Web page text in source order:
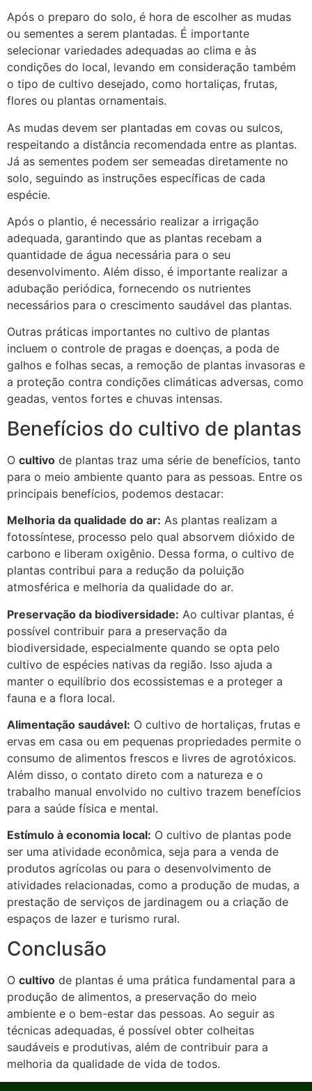
Após o preparo do solo, é hora de escolher as mudas
ou sementes a serem plantadas. É importante
selecionar variedades adequadas ao clima e às
condições do local, levando em consideração também
o tipo de cultivo desejado, como hortaliças, frutas,
flores ou plantas ornamentais.
As mudas devem ser plantadas em covas ou sulcos,
respeitando a distância recomendada entre as plantas.
Já as sementes podem ser semeadas diretamente no
solo, seguindo as instruções específicas de cada
espécie.
Após o plantio, é necessário realizar a irrigação
adequada, garantindo que as plantas recebam a
quantidade de água necessária para o seu
desenvolvimento. Além disso, é importante realizar a
adubação periódica, fornecendo os nutrientes
necessários para o crescimento saudável das plantas.
Outras práticas importantes no cultivo de plantas
incluem o controle de pragas e doenças, a poda de
galhos e folhas secas, a remoção de plantas invasoras e
a proteção contra condições climáticas adversas, como
geadas, ventos fortes e chuvas intensas.
Benefícios do cultivo de plantas
O cultivo de plantas traz uma série de benefícios, tanto
para o meio ambiente quanto para as pessoas. Entre os
principais benefícios, podemos destacar:
Melhoria da qualidade do ar: As plantas realizam a
fotossíntese, processo pelo qual absorvem dióxido de
carbono e liberam oxigênio. Dessa forma, o cultivo de
plantas contribui para a redução da poluição
atmosférica e melhoria da qualidade do ar.
Preservação da biodiversidade: Ao cultivar plantas, é
possível contribuir para a preservação da
biodiversidade, especialmente quando se opta pelo
cultivo de espécies nativas da região. Isso ajuda a
manter o equilíbrio dos ecossistemas e a proteger a
fauna e a flora local.
Alimentação saudável: O cultivo de hortaliças, frutas e
ervas em casa ou em pequenas propriedades permite o
consumo de alimentos frescos e livres de agrotóxicos.
Além disso, o contato direto com a natureza e o
trabalho manual envolvido no cultivo trazem benefícios
para a saúde física e mental.
Estímulo à economia local: O cultivo de plantas pode
ser uma atividade econômica, seja para a venda de
produtos agrícolas ou para o desenvolvimento de
atividades relacionadas, como a produção de mudas, a
prestação de serviços de jardinagem ou a criação de
espaços de lazer e turismo rural.
Conclusão
O cultivo de plantas é uma prática fundamental para a
produção de alimentos, a preservação do meio
ambiente e o bem-estar das pessoas. Ao seguir as
técnicas adequadas, é possível obter colheitas
saudáveis e produtivas, além de contribuir para a
melhoria da qualidade de vida de todos.